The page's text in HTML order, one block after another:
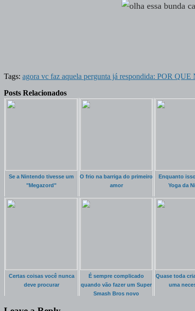
Tags: agora vc faz aquela pergunta já respondida: POR QUE
Posts Relacionados
Se a Nintendo tivesse um
"Megazord"
O frio na barriga do primeiro
amor
Enquanto
Yoga da
Certas coisas você nunca
deve procurar
É sempre complicado
quando vão fazer um Super
Smash Bros novo
Quase toda
uma